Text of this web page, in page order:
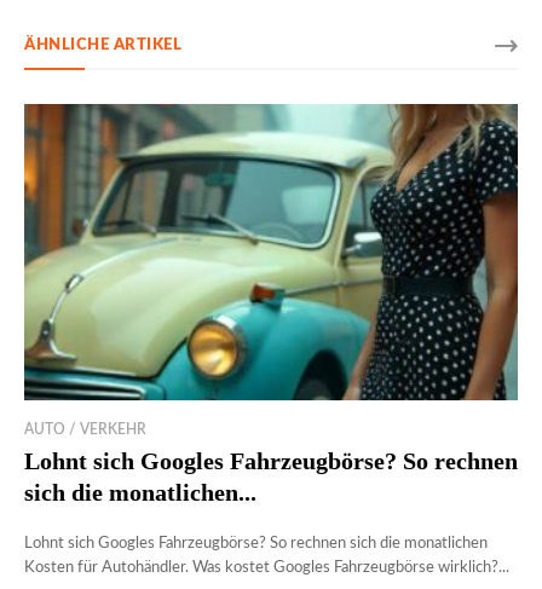
ÄHNLICHE ARTIKEL
AUTO / VERKEHR
Lohnt sich Googles Fahrzeugbörse? So rechnen
sich die monatlichen...
Lohnt sich Googles Fahrzeugbörse? So rechnen sich die monatlichen
Kosten für Autohändler. Was kostet Googles Fahrzeugbörse wirklich?...